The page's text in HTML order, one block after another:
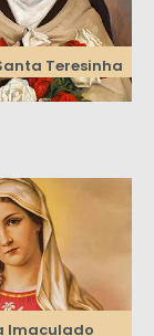
Teresinha
Imaculado